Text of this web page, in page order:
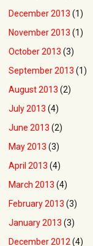
December 2013 (1)
November 2013 (1)
October 2013 (3)
September 2013 (1)
August 2013 (2)
July 2013 (4)
June 2013 (2)
May 2013 (3)
April 2013 (4)
March 2013 (4)
February 2013 (3)
January 2013 (3)
December 2012 (4)